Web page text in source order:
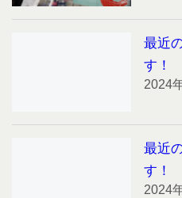
最近
す！
2024
最近
す！
2024